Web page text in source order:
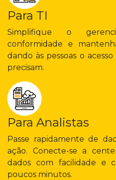
Para TI
Simplifique o
conformidade e
dando às pessoas o
precisam.
Para Analistas
Passe rapidamente de
ação. Conecte-se a
dados com facilidade e
poucos minutos.